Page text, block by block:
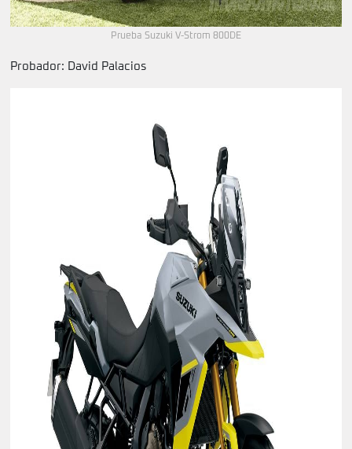
Prueba Suzuki V-Strom 800DE
Probador: David Palacios